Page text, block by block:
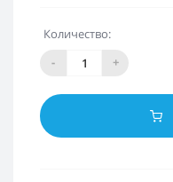
Количество:
-
+